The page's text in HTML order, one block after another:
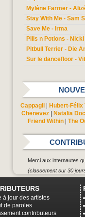
Mylène Farmer -
Stay With Me - Sam
Save Me - Irma
Pills n Potions -
Pitbull Terrier - Die
Sur le dancefloor -
Cappagli Hubert-Félix
Chenevez| Natalia
Friend Within| The
Merci aux internautes
(classement sur 30
à jour des artistes
de paroles
contributeurs